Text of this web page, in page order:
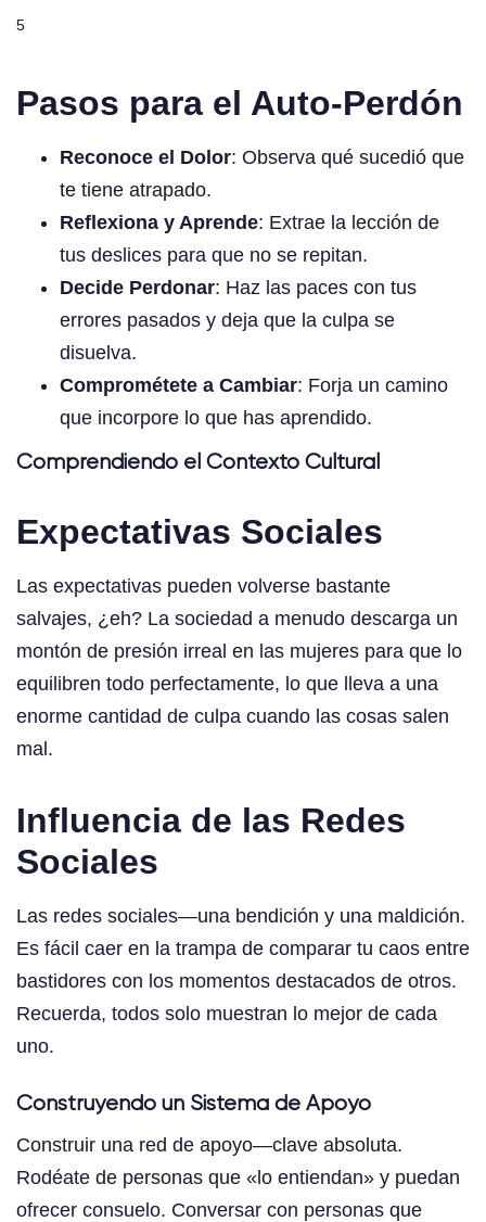
5
Pasos para el Auto-Perdón
Reconoce el Dolor: Observa qué sucedió que
te tiene atrapado.
Reflexiona y Aprende: Extrae la lección de
tus deslices para que no se repitan.
Decide Perdonar: Haz las paces con tus
errores pasados y deja que la culpa se
disuelva.
Comprométete a Cambiar: Forja un camino
que incorpore lo que has aprendido.
Comprendiendo el Contexto Cultural
Expectativas Sociales
Las expectativas pueden volverse bastante
salvajes, ¿eh? La sociedad a menudo descarga un
montón de presión irreal en las mujeres para que lo
equilibren todo perfectamente, lo que lleva a una
enorme cantidad de culpa cuando las cosas salen
mal.
Influencia de las Redes
Sociales
Las redes sociales—una bendición y una maldición.
Es fácil caer en la trampa de comparar tu caos entre
bastidores con los momentos destacados de otros.
Recuerda, todos solo muestran lo mejor de cada
uno.
Construyendo un Sistema de Apoyo
Construir una red de apoyo—clave absoluta.
Rodéate de personas que «lo entiendan» y puedan
ofrecer consuelo. Conversar con personas que